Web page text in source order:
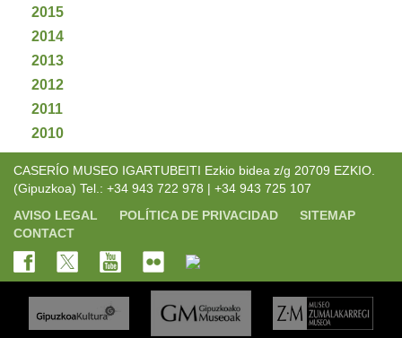
2015
2014
2013
2012
2011
2010
CASERÍO MUSEO IGARTUBEITI Ezkio bidea z/g 20709 EZKIO.
(Gipuzkoa) Tel.: +34 943 722 978 | +34 943 725 107
AVISO LEGAL
POLÍTICA DE PRIVACIDAD
SITEMAP
CONTACT